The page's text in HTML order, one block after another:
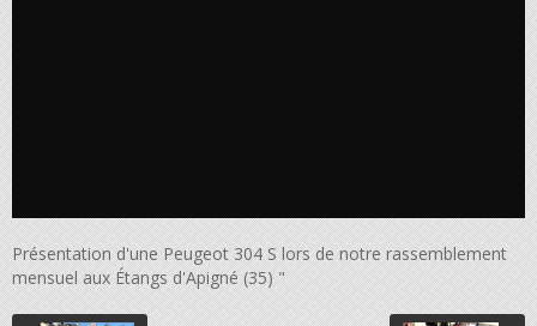
Présentation d'une Peugeot 304 S lors de notre rassemblement
mensuel aux Étangs d'Apigné (35) "